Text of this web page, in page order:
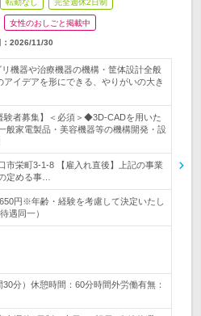
転勤なし 完全週休2日制
女性のおしごと掲載中
2026/11/30
機器や治療機器の機構・筐体設計全般
アイデアを形にできる、やりがいの大き
験者募集】＜必須＞◆3D-CADを用いた
般家電製品・美容機器等の機構開発・設
市栄町3-1-8 【雇入れ直後】上記の事業
定める事…
円※年齢・経験を考慮して決定いたし
遇同一）
分）休憩時間：60分時間外労働有無：